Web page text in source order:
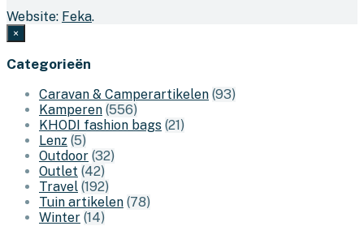
Website: Feka.
×
Categorieën
Caravan & Camperartikelen (93)
Kamperen (556)
KHODI fashion bags (21)
Lenz (5)
Outdoor (32)
Outlet (42)
Travel (192)
Tuin artikelen (78)
Winter (14)